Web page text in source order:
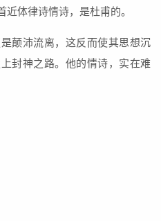
体律诗情诗，是杜甫的。
颠沛流离，这反而使其思想沉
封神之路。他的情诗，实在难